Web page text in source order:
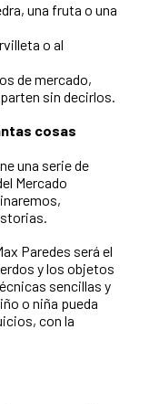
una fruta o una
o al
de mercado,
sin decirlos.
cosas
una serie de
Mercado
Paredes será el
y los objetos
sencillas y
o niña pueda
con la